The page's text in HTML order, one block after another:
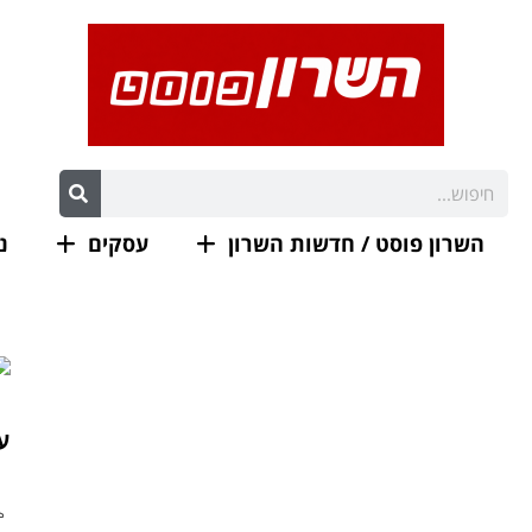
השרון פוסט / חדשות השרון עסקים